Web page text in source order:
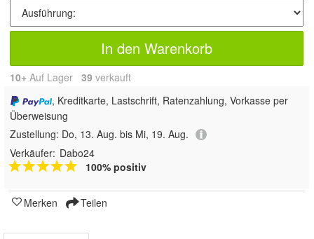
In den Warenkorb
10+ Auf Lager 39 verkauft
, Kreditkarte, Lastschrift, Ratenzahlung, Vorkasse per
Überweisung
Zustellung: Do, 13. Aug. bis Mi, 19. Aug.
Verkäufer: Dabo24
100% positiv
Merken Teilen